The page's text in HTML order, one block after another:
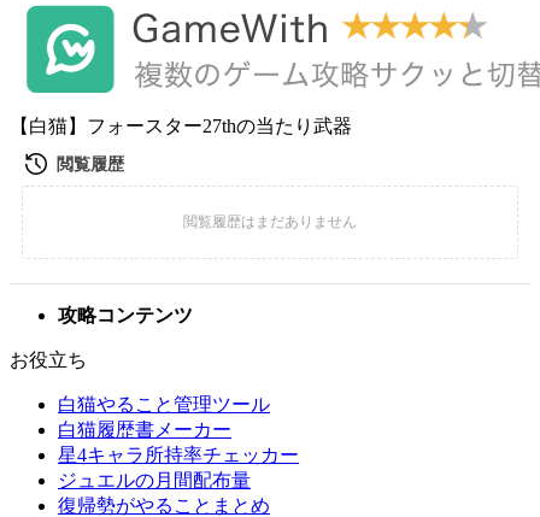
【白猫】フォースター27thの当たり武器
攻略コンテンツ
お役立ち
白猫やること管理ツール
白猫履歴書メーカー
星4キャラ所持率チェッカー
ジュエルの月間配布量
復帰勢がやることまとめ